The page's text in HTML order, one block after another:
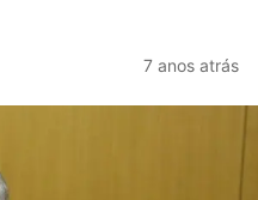
7 anos atrás